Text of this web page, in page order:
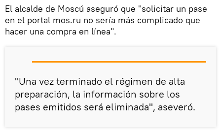
El alcalde de Moscú aseguró que "solicitar un pase
en el portal mos.ru no sería más complicado que
hacer una compra en línea".
"Una vez terminado el régimen de alta
preparación, la información sobre los
pases emitidos será eliminada", aseveró.